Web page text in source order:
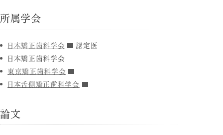
所属学会
日本矯正歯科学会
認定医
日本矯正歯科学会
東京矯正歯科学会
日本舌側矯正歯科学会
論文